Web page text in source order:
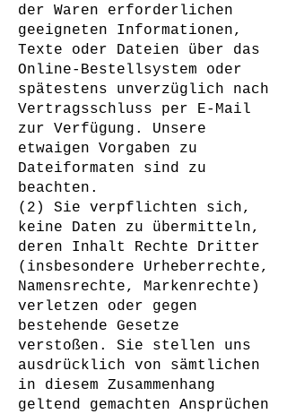
der Waren erforderlichen
geeigneten Informationen,
Texte oder Dateien über das
Online-Bestellsystem oder
spätestens unverzüglich nach
Vertragsschluss per E-Mail
zur Verfügung. Unsere
etwaigen Vorgaben zu
Dateiformaten sind zu
beachten.
(2) Sie verpflichten sich,
keine Daten zu übermitteln,
deren Inhalt Rechte Dritter
(insbesondere Urheberrechte,
Namensrechte, Markenrechte)
verletzen oder gegen
bestehende Gesetze
verstoßen. Sie stellen uns
ausdrücklich von sämtlichen
in diesem Zusammenhang
geltend gemachten Ansprüchen